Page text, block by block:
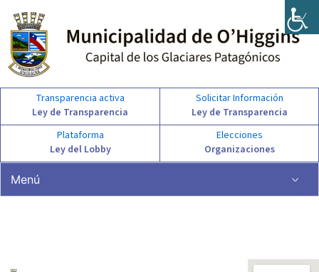
contenido
Transparencia activa
Ley de Transparencia
Solicitar Información
Ley de Transparencia
Plataforma
Ley del Lobby
Elecciones
Organizaciones
Menú